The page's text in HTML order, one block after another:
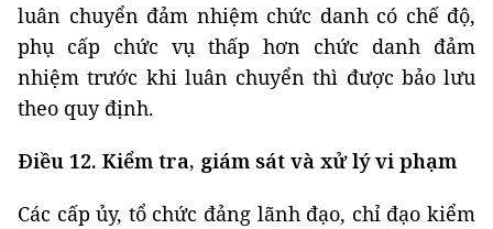
luân chuyển đảm nhiệm chức danh có chế độ,
phụ cấp chức vụ thấp hơn chức danh đảm
nhiệm trước khi luân chuyển thì được bảo lưu
theo quy định.
Điều 12. Kiểm tra, giám sát và xử lý vi phạm
Các cấp ủy, tổ chức đảng lãnh đạo, chỉ đạo kiểm